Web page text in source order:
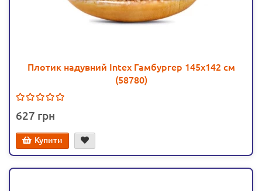
Плотик надувний Intex Гамбургер 145х142 см
(58780)
627
Купити